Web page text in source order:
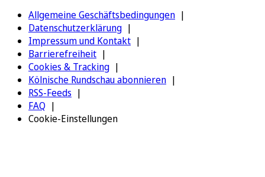
Allgemeine Geschäftsbedingungen
Datenschutzerklärung
Impressum und Kontakt
Barrierefreiheit
Cookies & Tracking
Kölnische Rundschau abonnieren
RSS-Feeds
FAQ
Cookie-Einstellungen